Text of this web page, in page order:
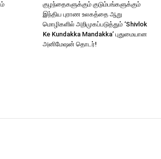
குழந்தைகளுக்கும் குடும்பங்களுக்கும்
இந்திய புராண உலகத்தை ஆறு
மொழிகளில் அறிமுகப்படுத்தும் ‘Shivlok
Ke Kundakka Mandakka’ புதுமையான
அனிமேஷன் தொடர்!